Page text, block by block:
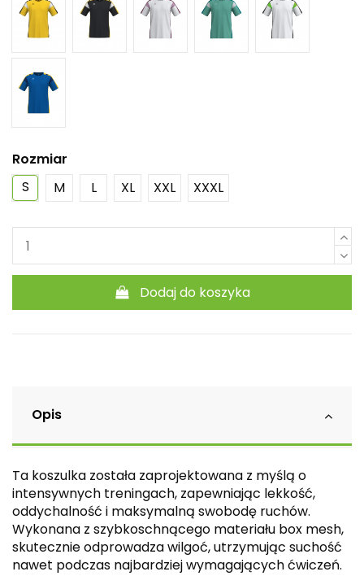
Rozmiar
S
M L XL XXL XXXL
Dodaj do koszyka
Opis
Ta koszulka została zaprojektowana z myślą o
intensywnych treningach, zapewniając lekkość,
oddychalność i maksymalną swobodę ruchów.
Wykonana z szybkoschnącego materiału box mesh,
skutecznie odprowadza wilgoć, utrzymując suchość
nawet podczas najbardziej wymagających ćwiczeń.